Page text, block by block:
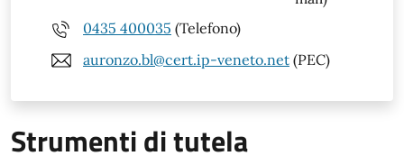
0435 400035 (Telefono)
auronzo.bl@cert.ip-veneto.net (PEC)
Strumenti di tutela